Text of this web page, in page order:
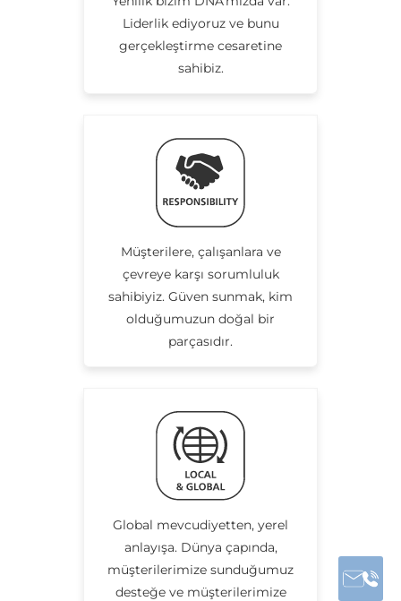
Liderlik ediyoruz ve bunu
gerçekleştirme cesaretine
sahibiz.
Müşterilere, çalışanlara ve
çevreye karşı sorumluluk
sahibiyiz. Güven sunmak, kim
olduğumuzun doğal bir
parçasıdır.
Global mevcudiyetten, yerel
anlayışa. Dünya çapında,
müşterilerimize sunduğumuz
desteğe ve müşterilerimize